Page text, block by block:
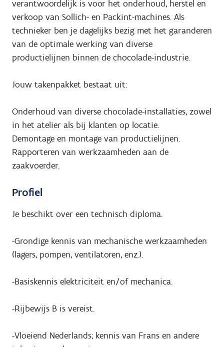
verantwoordelijk is voor het onderhoud, herstel en
verkoop van Sollich- en Packint-machines. Als
technieker ben je dagelijks bezig met het garanderen
van de optimale werking van diverse
productielijnen binnen de chocolade-industrie.
Jouw takenpakket bestaat uit:
Onderhoud van diverse chocolade-installaties, zowel
in het atelier als bij klanten op locatie.
Demontage en montage van productielijnen.
Rapporteren van werkzaamheden aan de
zaakvoerder.
Profiel
Je beschikt over een technisch diploma.
-Grondige kennis van mechanische werkzaamheden
(lagers, pompen, ventilatoren, enz.).
-Basiskennis elektriciteit en/of mechanica.
-Rijbewijs B is vereist.
-Vloeiend Nederlands; kennis van Frans en andere